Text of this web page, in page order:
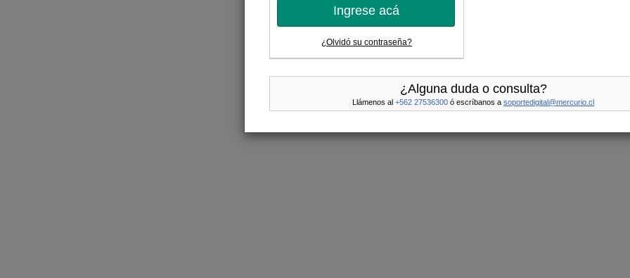
Ingrese acá
¿Olvidó su contraseña?
¿Alguna duda o consulta?
Llámenos al +562 27536300 ó escríbanos a soportedigital@mercurio.cl